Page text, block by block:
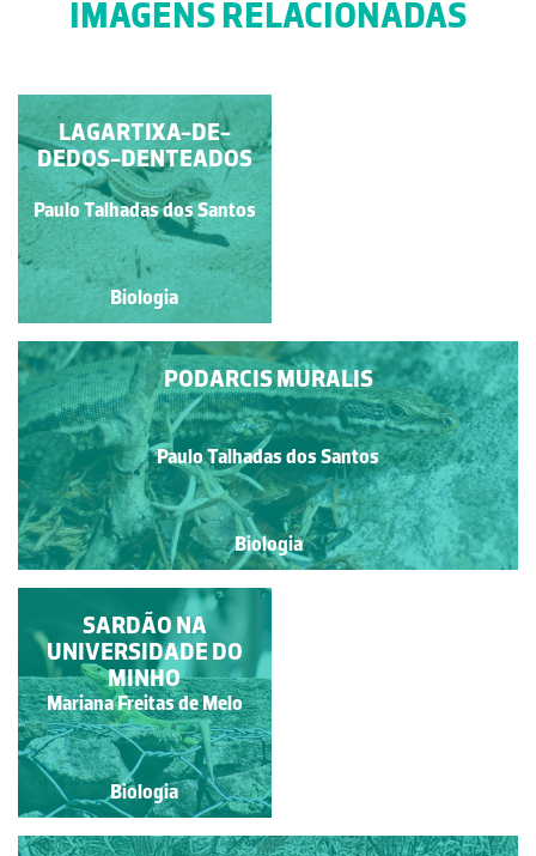
IMAGENS RELACIONADAS
SIDE-BLOTCHED
LIZARD
Paulo Talhadas dos Santos
Biologia
PODARCIS MURALIS
Paulo Talhadas dos Santos
Biologia
LAGARTIXA-DE-
DEDOS-DENTEADOS
Paulo Talhadas dos Santos
Biologia
COBRA-DE-ESCADA
Alexandra Nobre
Biologia
SARDÃO NA
UNIVERSIDADE DO
MINHO
Mariana Freitas de Melo
Biologia